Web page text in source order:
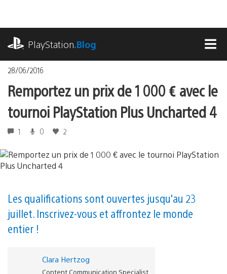
contenu
PlayStation.Blog
28/06/2016
Remportez un prix de 1 000 € avec le
tournoi PlayStation Plus Uncharted 4
1 0 2
Les qualifications sont ouvertes jusqu'au 23
juillet. Inscrivez-vous et affrontez le monde
entier !
Clara Hertzog
Content Communication Specialist